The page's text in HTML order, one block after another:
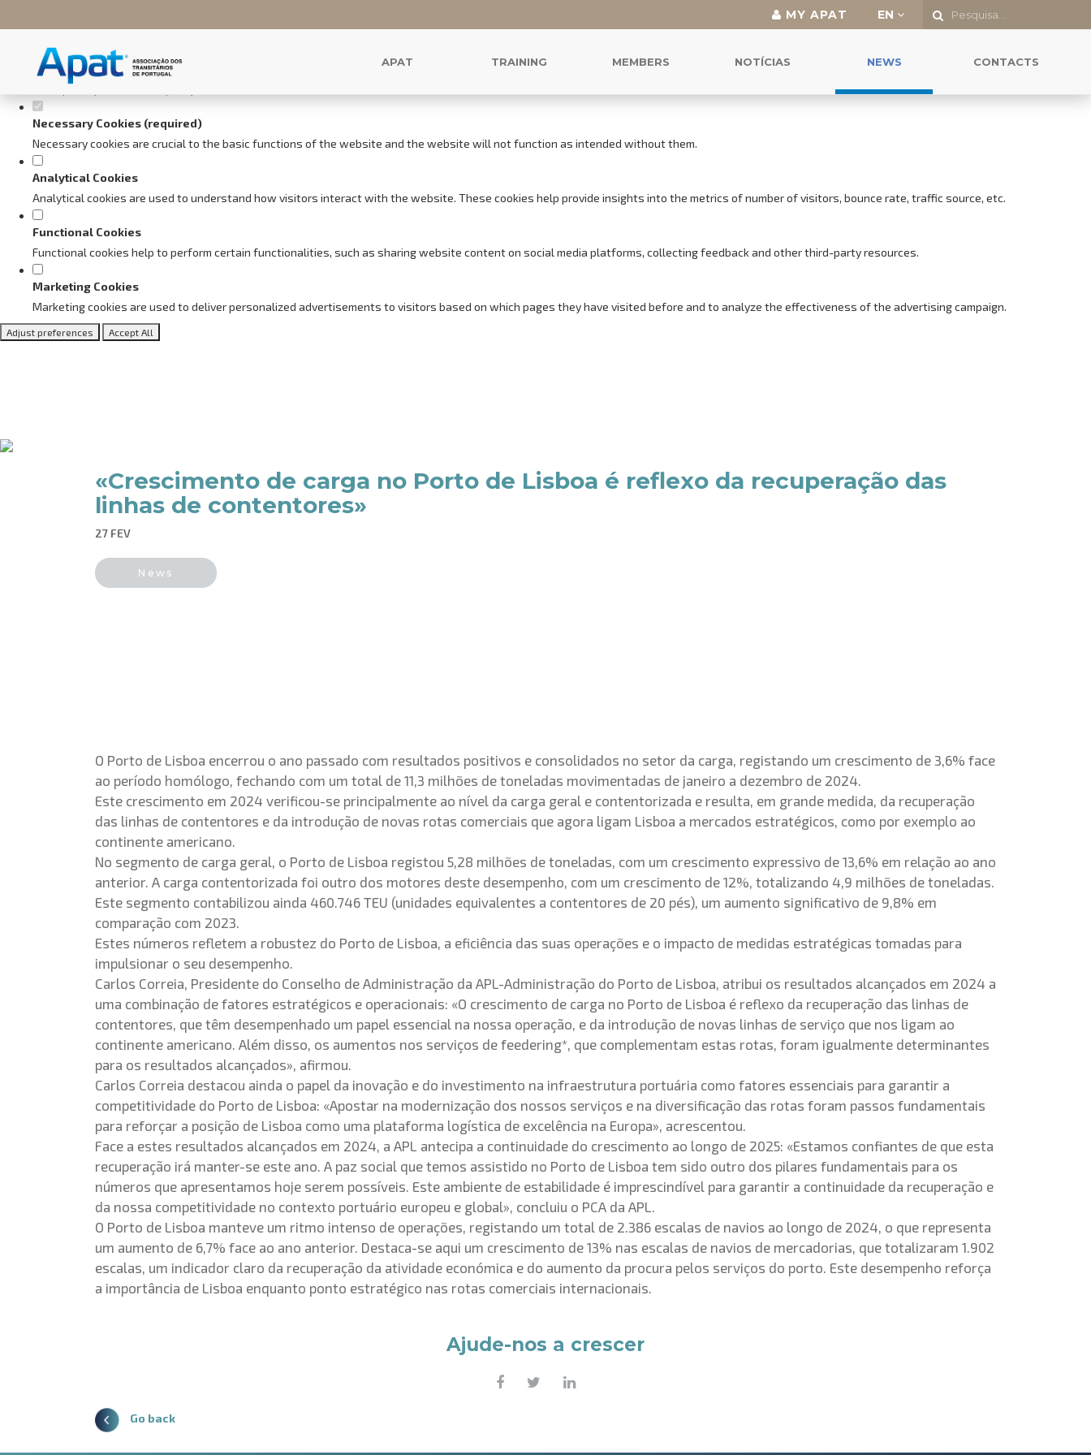
Set your cookie preferences for this website.
This website uses strictly necessary, analytical and functional cookies to offer you a good browsing experience and access to all features.
privacy and cookies policy
Necessary Cookies (required)
Necessary cookies are crucial to the basic functions of the website and the website will not function as intended without them.
Analytical Cookies
Analytical cookies are used to understand how visitors interact with the website. These cookies help provide insights into the metrics of number of visitors, bounce rate, traffic source, etc.
Functional Cookies
Functional cookies help to perform certain functionalities, such as sharing website content on social media platforms, collecting feedback and other third-party resources.
Marketing Cookies
Marketing cookies are used to deliver personalized advertisements to visitors based on which pages they have visited before and to analyze the effectiveness of the advertising campaign.
Adjust preferences Accept All
MY APAT EN
APAT TRAINING MEMBERS NOTÍCIAS NEWS CONTACTS
«Crescimento de carga no Porto de Lisboa é reflexo da recuperação das
linhas de contentores»
27 FEV
News
O Porto de Lisboa encerrou o ano passado com resultados positivos e consolidados no setor da carga, registando um crescimento de 3,6% face
ao período homólogo, fechando com um total de 11,3 milhões de toneladas movimentadas de janeiro a dezembro de 2024.
Este crescimento em 2024 verificou-se principalmente ao nível da carga geral e contentorizada e resulta, em grande medida, da recuperação
das linhas de contentores e da introdução de novas rotas comerciais que agora ligam Lisboa a mercados estratégicos, como por exemplo ao
continente americano.
No segmento de carga geral, o Porto de Lisboa registou 5,28 milhões de toneladas, com um crescimento expressivo de 13,6% em relação ao ano
anterior. A carga contentorizada foi outro dos motores deste desempenho, com um crescimento de 12%, totalizando 4,9 milhões de toneladas.
Este segmento contabilizou ainda 460.746 TEU (unidades equivalentes a contentores de 20 pés), um aumento significativo de 9,8% em
comparação com 2023.
Estes números refletem a robustez do Porto de Lisboa, a eficiência das suas operações e o impacto de medidas estratégicas tomadas para
impulsionar o seu desempenho.
Carlos Correia, Presidente do Conselho de Administração da APL-Administração do Porto de Lisboa, atribui os resultados alcançados em 2024 a
uma combinação de fatores estratégicos e operacionais: «O crescimento de carga no Porto de Lisboa é reflexo da recuperação das linhas de
contentores, que têm desempenhado um papel essencial na nossa operação, e da introdução de novas linhas de serviço que nos ligam ao
continente americano. Além disso, os aumentos nos serviços de feedering*, que complementam estas rotas, foram igualmente determinantes
para os resultados alcançados», afirmou.
Carlos Correia destacou ainda o papel da inovação e do investimento na infraestrutura portuária como fatores essenciais para garantir a
competitividade do Porto de Lisboa: «Apostar na modernização dos nossos serviços e na diversificação das rotas foram passos fundamentais
para reforçar a posição de Lisboa como uma plataforma logística de excelência na Europa», acrescentou.
Face a estes resultados alcançados em 2024, a APL antecipa a continuidade do crescimento ao longo de 2025: «Estamos confiantes de que esta
recuperação irá manter-se este ano. A paz social que temos assistido no Porto de Lisboa tem sido outro dos pilares fundamentais para os
números que apresentamos hoje serem possíveis. Este ambiente de estabilidade é imprescindível para garantir a continuidade da recuperação e
da nossa competitividade no contexto portuário europeu e global», concluiu o PCA da APL.
O Porto de Lisboa manteve um ritmo intenso de operações, registando um total de 2.386 escalas de navios ao longo de 2024, o que representa
um aumento de 6,7% face ao ano anterior. Destaca-se aqui um crescimento de 13% nas escalas de navios de mercadorias, que totalizaram 1.902
escalas, um indicador claro da recuperação da atividade económica e do aumento da procura pelos serviços do porto. Este desempenho reforça
a importância de Lisboa enquanto ponto estratégico nas rotas comerciais internacionais.
Ajude-nos a crescer
Go back